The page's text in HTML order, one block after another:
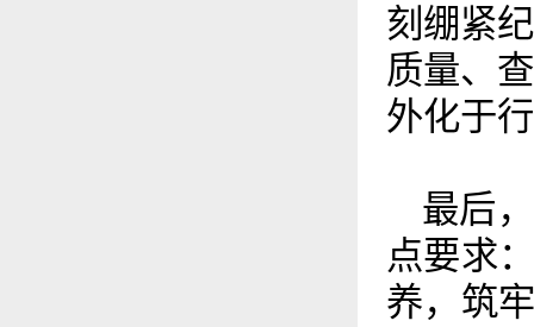
刻绷紧
质量、
外化于
最后
点要求
养，筑